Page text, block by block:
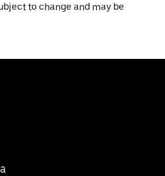
to change and may be